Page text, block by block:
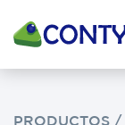
PRODUCTOS /